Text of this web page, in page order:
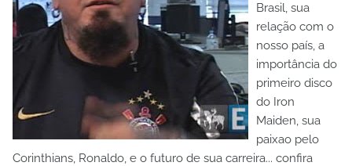
Brasil, sua
relação com o
nosso país, a
importância do
primeiro disco
do Iron
Maiden, sua
paixao pelo
Corinthians, Ronaldo, e o futuro de sua carreira... confira